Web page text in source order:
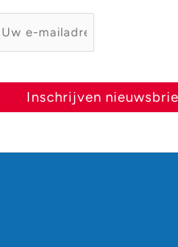
E-mailadres *
Inschrijven